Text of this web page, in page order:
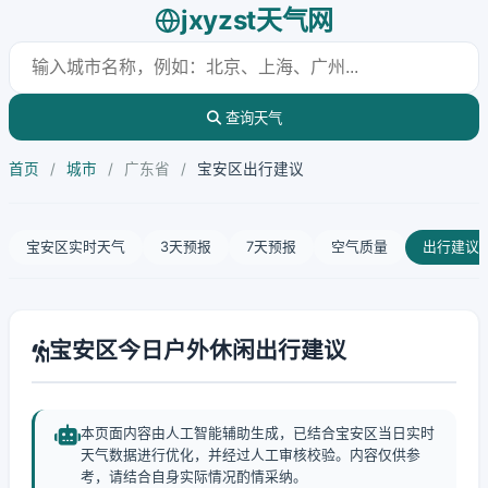
jxyzst天气网
查询天气
首页 / 城市 / 广东省 / 宝安区出行建议
宝安区实时天气 3天预报 7天预报 空气质量 出行建议
宝安区今日户外休闲出行建议
本页面内容由人工智能辅助生成，已结合宝安区当日实时
天气数据进行优化，并经过人工审核校验。内容仅供参
考，请结合自身实际情况酌情采纳。